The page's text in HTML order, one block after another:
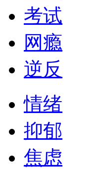
考试
网瘾
逆反
情绪
抑郁
焦虑